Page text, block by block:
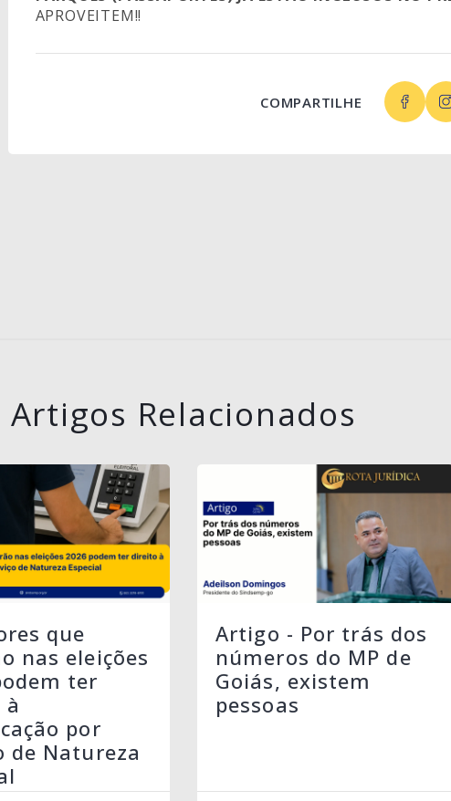
APROVEITEM!!
COMPARTILHE
Artigos Relacionados
que
nas eleições
ter
por
de Natureza
Artigo - Por trás dos
números do MP de
Goiás, existem
pessoas